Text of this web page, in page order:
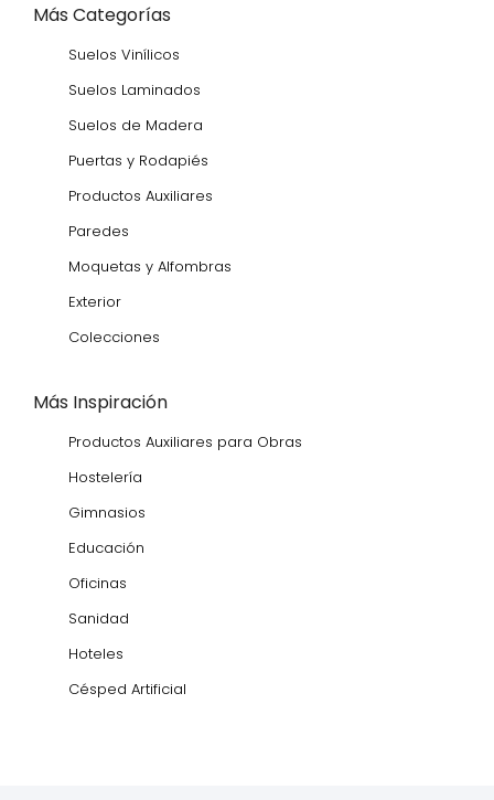
Más Categorías
Suelos Vinílicos
Suelos Laminados
Suelos de Madera
Puertas y Rodapiés
Productos Auxiliares
Paredes
Moquetas y Alfombras
Exterior
Colecciones
Más Inspiración
Productos Auxiliares para Obras
Hostelería
Gimnasios
Educación
Oficinas
Sanidad
Hoteles
Césped Artificial